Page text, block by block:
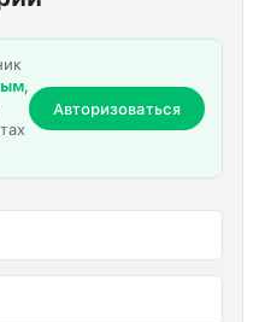
,
Авторизоваться